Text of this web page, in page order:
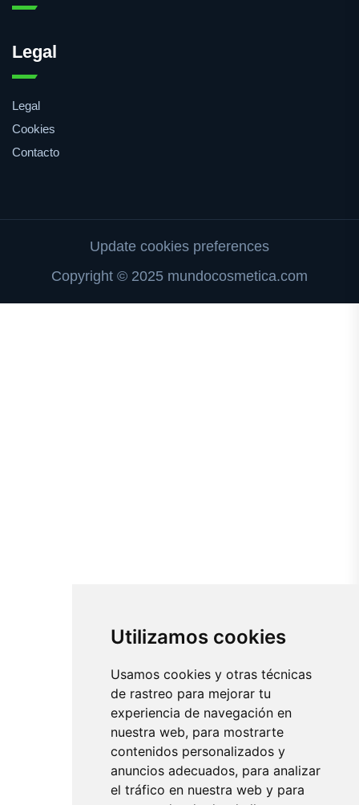
Utilizamos cookies
Usamos cookies y otras técnicas
de rastreo para mejorar tu
experiencia de navegación en
nuestra web, para mostrarte
contenidos personalizados y
anuncios adecuados, para analizar
el tráfico en nuestra web y para
Legal
Legal
Cookies
Contacto
Update cookies preferences
Copyright © 2025 mundocosmetica.com